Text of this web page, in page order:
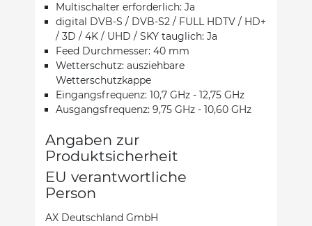
Multischalter erforderlich: Ja
digital DVB-S / DVB-S2 / FULL HDTV / HD+
/ 3D / 4K / UHD / SKY tauglich: Ja
Feed Durchmesser: 40 mm
Wetterschutz: ausziehbare
Wetterschutzkappe
Eingangsfrequenz: 10,7 GHz - 12,75 GHz
Ausgangsfrequenz: 9,75 GHz - 10,60 GHz
Angaben zur
Produktsicherheit
EU verantwortliche
Person
AX Deutschland GmbH